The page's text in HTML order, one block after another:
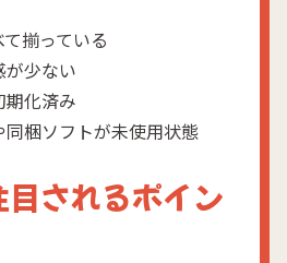
て揃っている
が少ない
期化済み
同梱ソフトが未使用状態
されるポイン